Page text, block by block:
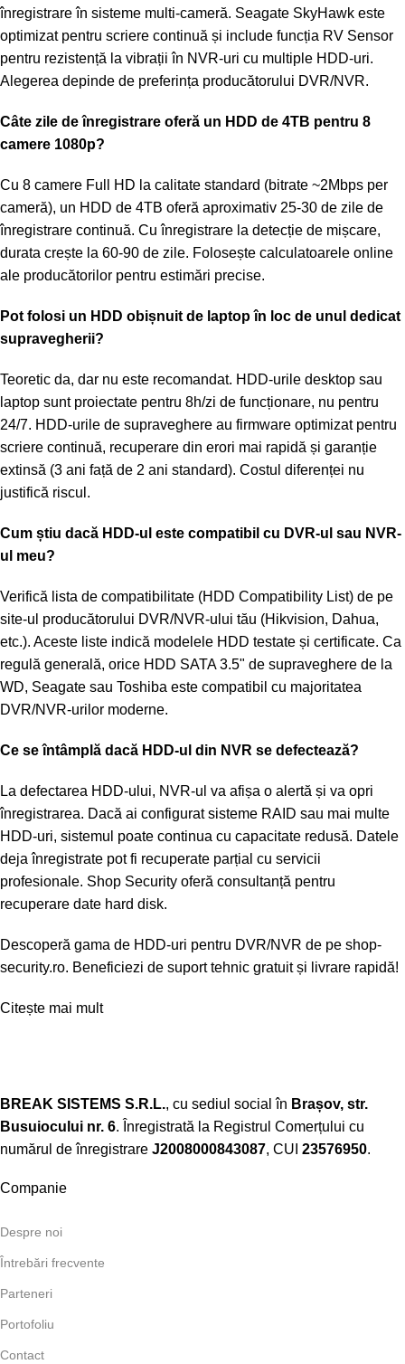
înregistrare în sisteme multi-cameră. Seagate SkyHawk este
optimizat pentru scriere continuă și include funcția RV Sensor
pentru rezistență la vibrații în NVR-uri cu multiple HDD-uri.
Alegerea depinde de preferința producătorului DVR/NVR.
Câte zile de înregistrare oferă un HDD de 4TB pentru 8
camere 1080p?
Cu 8 camere Full HD la calitate standard (bitrate ~2Mbps per
cameră), un HDD de 4TB oferă aproximativ 25-30 de zile de
înregistrare continuă. Cu înregistrare la detecție de mișcare,
durata crește la 60-90 de zile. Folosește calculatoarele online
ale producătorilor pentru estimări precise.
Pot folosi un HDD obișnuit de laptop în loc de unul dedicat
supravegherii?
Teoretic da, dar nu este recomandat. HDD-urile desktop sau
laptop sunt proiectate pentru 8h/zi de funcționare, nu pentru
24/7. HDD-urile de supraveghere au firmware optimizat pentru
scriere continuă, recuperare din erori mai rapidă și garanție
extinsă (3 ani față de 2 ani standard). Costul diferenței nu
justifică riscul.
Cum știu dacă HDD-ul este compatibil cu DVR-ul sau NVR-
ul meu?
Verifică lista de compatibilitate (HDD Compatibility List) de pe
site-ul producătorului DVR/NVR-ului tău (Hikvision, Dahua,
etc.). Aceste liste indică modelele HDD testate și certificate. Ca
regulă generală, orice HDD SATA 3.5" de supraveghere de la
WD, Seagate sau Toshiba este compatibil cu majoritatea
DVR/NVR-urilor moderne.
Ce se întâmplă dacă HDD-ul din NVR se defectează?
La defectarea HDD-ului, NVR-ul va afișa o alertă și va opri
înregistrarea. Dacă ai configurat sisteme RAID sau mai multe
HDD-uri, sistemul poate continua cu capacitate redusă. Datele
deja înregistrate pot fi recuperate parțial cu servicii
profesionale. Shop Security oferă consultanță pentru
recuperare date hard disk.
Descoperă gama de HDD-uri pentru DVR/NVR de pe shop-
security.ro. Beneficiezi de suport tehnic gratuit și livrare rapidă!
Citește mai mult
BREAK SISTEMS S.R.L., cu sediul social în Brașov, str.
Busuiocului nr. 6. Înregistrată la Registrul Comerțului cu
numărul de înregistrare J2008000843087, CUI 23576950.​
Companie
Despre noi
Întrebări frecvente
Parteneri
Portofoliu
Contact